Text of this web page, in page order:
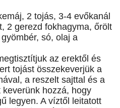
2 tojás, 3-4 evőkanál
2 gerezd fokhagyma, őrölt
só, olaj a
az erektől és
tojást összekeverjük a
a reszelt sajttal és a
hozzá, hogy
legyen. A víztől leitatott